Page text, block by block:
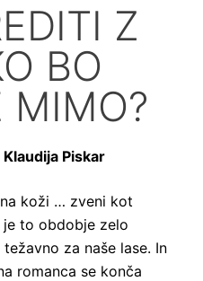
Z
BO
MIMO?
Piskar
koži … zveni kot
to obdobje zelo
za naše lase. In
romanca se konča